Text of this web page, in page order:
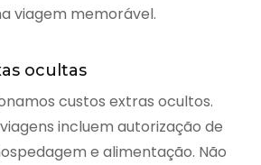
viagem memorável.
ocultas
custos extras ocultos.
incluem autorização de
e alimentação. Não